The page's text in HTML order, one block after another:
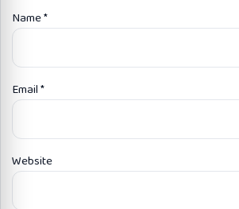
Name*
Email*
Website